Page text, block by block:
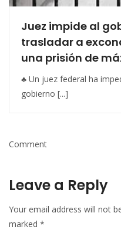
Juez impide al
trasladar a
una prisión de
♣ Un juez federal ha
gobierno [...]
Comment
Leave a Reply
Your email address will not
marked *